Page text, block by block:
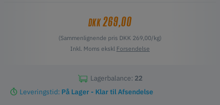
DKK269,00
(Sammenlignende pris DKK 269,00/kg)
Inkl. Moms ekskl Forsendelse
Lagerbalance: 22
Leveringstid: På Lager - Klar til Afsendelse